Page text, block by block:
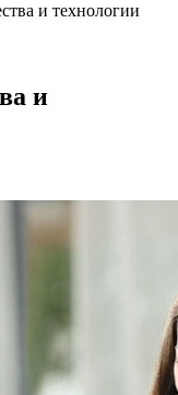
и технологии
и